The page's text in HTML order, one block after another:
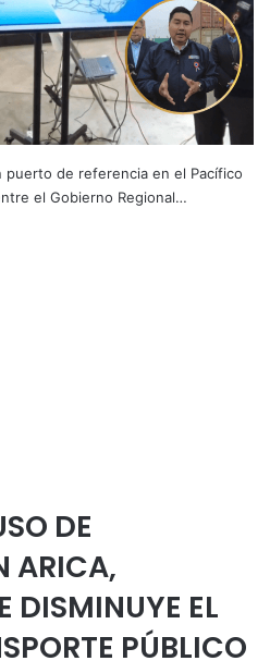
de referencia en el Pacífico
el Gobierno Regional…
DE
ARICA,
DISMINUYE EL
PÚBLICO